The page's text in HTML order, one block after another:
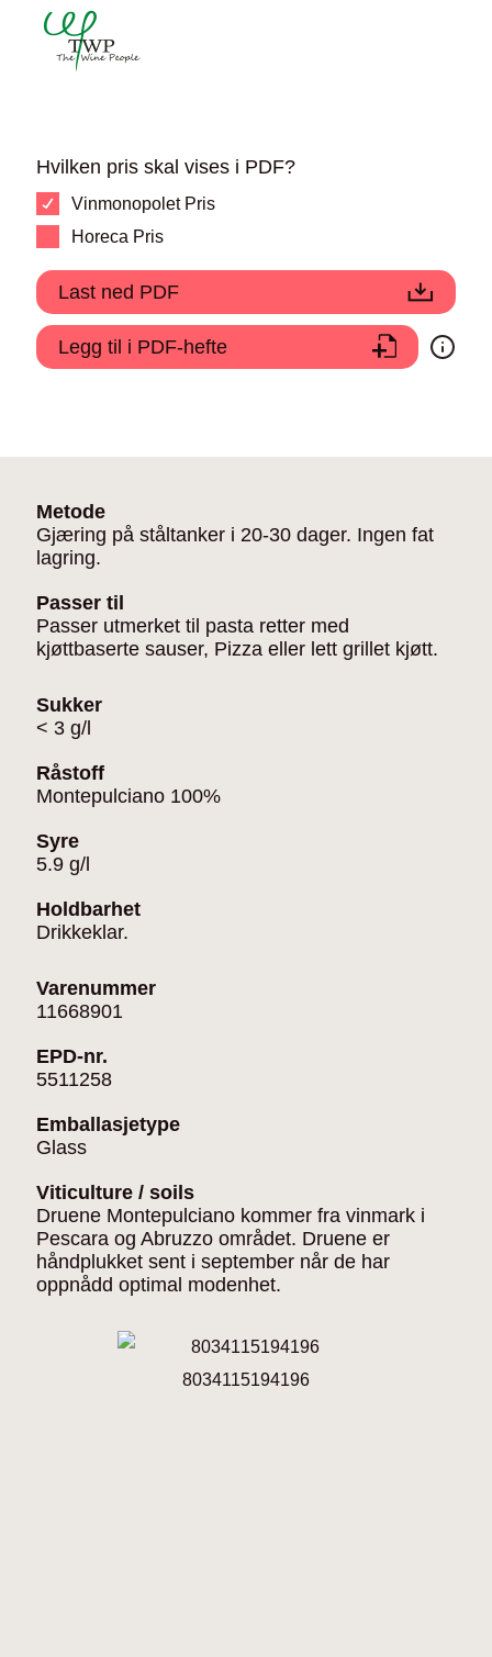
Hvilken pris skal vises i PDF?
Vinmonopolet Pris
Horeca Pris
Last ned PDF
Legg til i PDF-hefte
Metode
Gjæring på ståltanker i 20-30 dager. Ingen fat
lagring.
Passer til
Passer utmerket til pasta retter med
kjøttbaserte sauser, Pizza eller lett grillet kjøtt.
Sukker
< 3 g/l
Råstoff
Montepulciano 100%
Syre
5.9 g/l
Holdbarhet
Drikkeklar.
Varenummer
11668901
EPD-nr.
5511258
Emballasjetype
Glass
Viticulture / soils
Druene Montepulciano kommer fra vinmark i
Pescara og Abruzzo området. Druene er
håndplukket sent i september når de har
oppnådd optimal modenhet.
8034115194196